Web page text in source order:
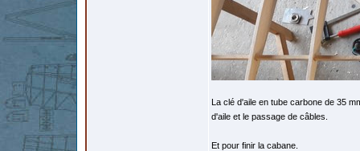
La clé d'aile en tube carbone de 35
d'aile et le passage de câbles.
Et pour finir la cabane.